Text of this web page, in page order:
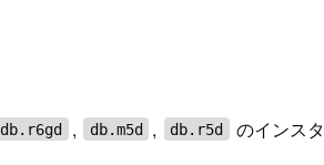
db.r6gd , db.m5d , db.r5d のインス